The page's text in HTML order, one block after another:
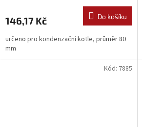
146,17 Kč Do košíku
určeno pro kondenzační kotle, průměr 80
mm
Kód: 7885